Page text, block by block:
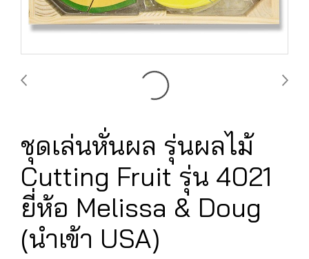
ชุดเล่นหั่นผล รุ่นผลไม้
Cutting Fruit รุ่น 4021
ยี่ห้อ Melissa & Doug
(นำเข้า USA)